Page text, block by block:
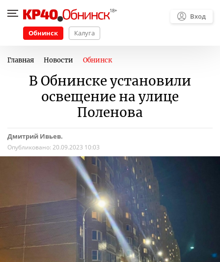
Обнинск Калуга
Вход
Главная Новости Обнинск
В Обнинске установили
освещение на улице
Поленова
Дмитрий Ивьев.
Опубликовано: 20.09.2023 10:03